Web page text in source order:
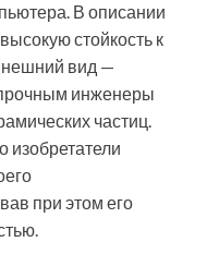
В описании
стойкость к
вид —
прочным инженеры
частиц.
изобретатели
при этом его